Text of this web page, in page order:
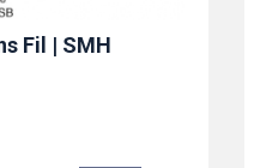
Fil | SMH